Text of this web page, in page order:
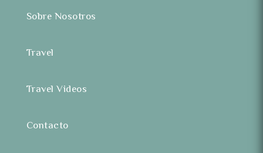
Sobre Nosotros
Travel
Travel Videos
Contacto